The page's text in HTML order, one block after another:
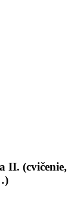
II. (cvičenie,